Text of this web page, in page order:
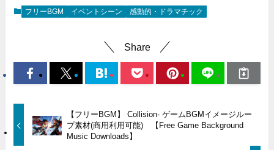
フリーBGM イベントシーン 感動的・ドラマチック
Share
【フリーBGM】 Collision- ゲームBGMイメージルー
プ素材(商用利用可能) 【Free Game Background
Music Downloads】